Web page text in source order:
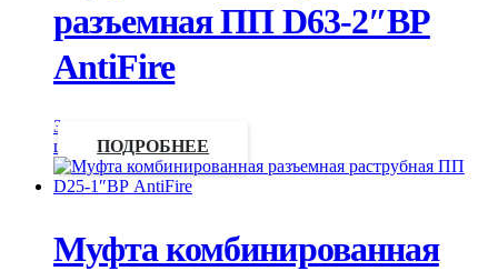
разъемная ПП D63-2″ВР
AntiFire
Запросить
цену
ПОДРОБНЕЕ
Муфта комбинированная